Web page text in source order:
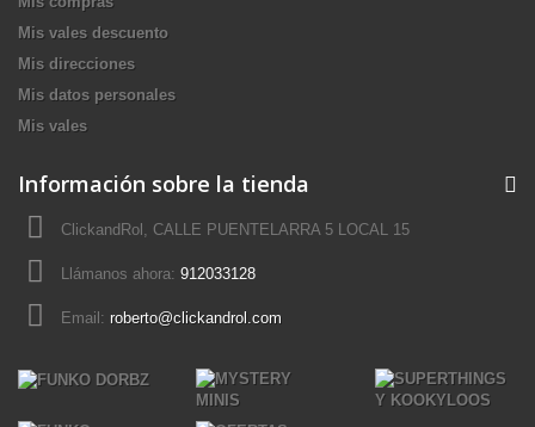
Mis vales descuento
Mis direcciones
Mis datos personales
Mis vales
Información sobre la tienda
ClickandRol, CALLE PUENTELARRA 5 LOCAL 15
Llámanos ahora: 912033128
Email: roberto@clickandrol.com